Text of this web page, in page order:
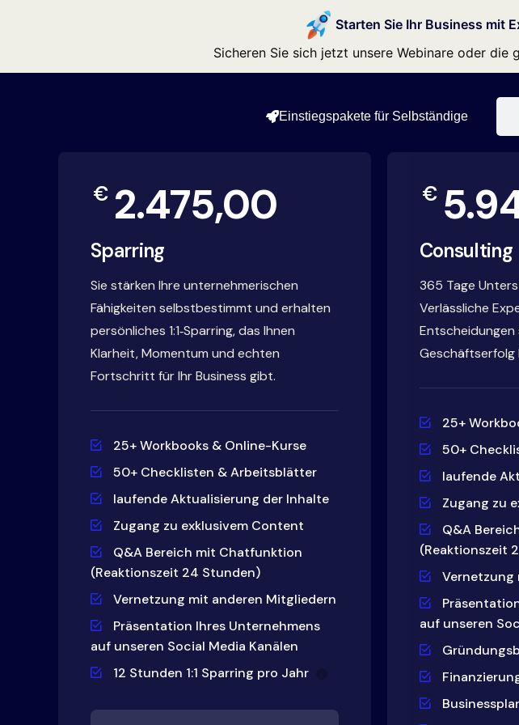
Starten Sie Ihr Business mit
Sicheren Sie sich jetzt unsere Webinare oder die
Einstiegspakete für Selbständige
Sparring
Sie stärken Ihre unternehmerischen
Fähigkeiten selbstbestimmt und erhalten
persönliches 1:1‑Sparring, das Ihnen
Klarheit, Momentum und echten
Fortschritt für Ihr Business gibt.
€ 2.475,00
25+ Workbooks & Online-Kurse
50+ Checklisten & Arbeitsblätter
laufende Aktualisierung der Inhalte
Zugang zu exklusivem Content
Q&A Bereich mit Chatfunktion
(Reaktionszeit 24 Stunden)
Vernetzung mit anderen Mitgliedern
Präsentation Ihres Unternehmens
auf unseren Social Media Kanälen
12 Stunden 1:1 Sparring pro Jahr
Consulting
365 Tage
Verlässliche
Geschäftserfolg
€
25+
50+
laufende
Zugang zu
Q&A
(Reaktionszeit
Vernetzung
auf unseren